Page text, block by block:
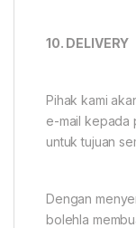
10. DELIVERY
Pihak kami
e-mail kepada
untuk tujuan
Dengan
bolehla